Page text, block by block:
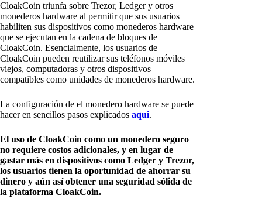
CloakCoin triunfa sobre Trezor, Ledger y otros
monederos hardware al permitir que sus usuarios
habiliten sus dispositivos como monederos hardware
que se ejecutan en la cadena de bloques de
CloakCoin. Esencialmente, los usuarios de
CloakCoin pueden reutilizar sus teléfonos móviles
viejos, computadoras y otros dispositivos
compatibles como unidades de monederos hardware.
La configuración de el monedero hardware se puede
hacer en sencillos pasos explicados aqui.
El uso de CloakCoin como un monedero seguro
no requiere costos adicionales, y en lugar de
gastar más en dispositivos como Ledger y Trezor,
los usuarios tienen la oportunidad de ahorrar su
dinero y aún así obtener una seguridad sólida de
la plataforma CloakCoin.